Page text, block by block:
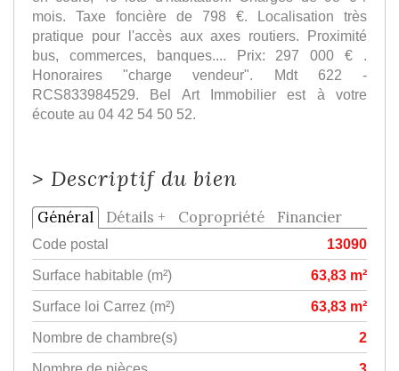
mois. Taxe foncière de 798 €. Localisation très
pratique pour l'accès aux axes routiers. Proximité
bus, commerces, banques.... Prix: 297 000 € .
Honoraires "charge vendeur". Mdt 622 -
RCS833984529. Bel Art Immobilier est à votre
écoute au 04 42 54 50 52.
> Descriptif du bien
Général Détails + Copropriété Financier
Code postal
13090
Surface habitable (m²)
63,83 m²
Surface loi Carrez (m²)
63,83 m²
Nombre de chambre(s)
2